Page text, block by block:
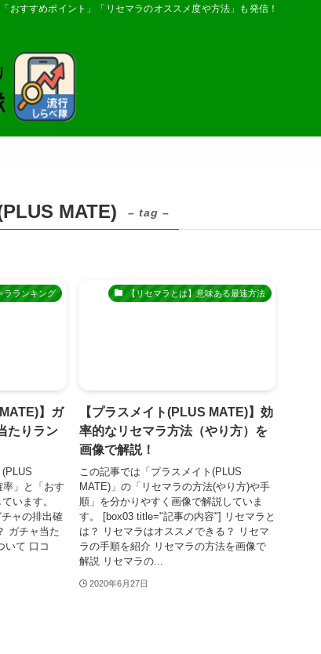
おすすめポイント」「リセマラのオススメ度や方法」も発信！
MATE) – tag –
ラランキング
】ガ
たりラン
率」と「おす
います。
ャの排出確
ガチャ当た
いて 口コ
【リセマラとは】意味ある最速方法
【プラスメイト(PLUS MATE)】効
率的なリセマラ方法（やり方）を
画像で解説！
この記事では「プラスメイト(PLUS
MATE)」の「リセマラの方法(やり方)や手
順」を分かりやすく画像で解説していま
す。 [box03 title="記事の内容"] リセマラと
は？ リセマラはオススメできる？ リセマ
ラの手順を紹介 リセマラの方法を画像で
解説 リセマラの...
2020年6月27日